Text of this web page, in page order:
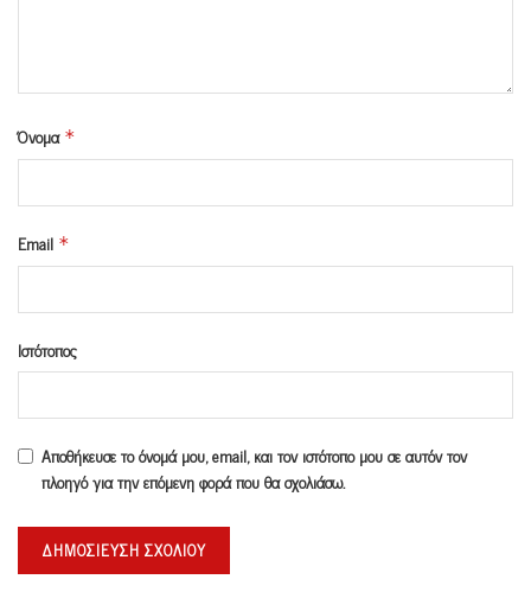
Όνομα *
Email *
Ιστότοπος
Αποθήκευσε το όνομά μου, email, και τον ιστότοπο μου σε αυτόν τον
πλοηγό για την επόμενη φορά που θα σχολιάσω.